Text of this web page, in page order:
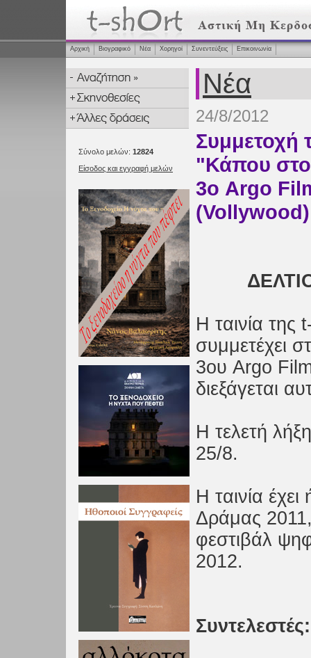
Αρχική Βιογραφικό Νέα Χορηγοί Συνεντεύξεις Επικοινωνία
Σύνολο μελών: 12824
Είσοδος και εγγραφή μελών
Νέα
24/8/2012
Συμμετοχή
"Κάπου
3ο Argo
(Vollywood)
Η ταινία
συμμετέχει
3ου Argo
διεξάγεται
Η τελετή
25/8.
Η ταινία
Δράμας
φεστιβάλ
2012.
Συντελεστές: